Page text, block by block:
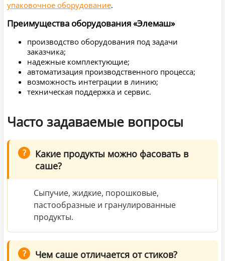
упаковочное оборудование.
Преимущества оборудования «Элемаш»
производство оборудования под задачи
заказчика;
надежные комплектующие;
автоматизация производственного процесса;
возможность интеграции в линию;
техническая поддержка и сервис.
Часто задаваемые вопросы
Какие продукты можно фасовать в
саше?
Сыпучие, жидкие, порошковые,
пастообразные и гранулированные
продукты.
Чем саше отличается от стиков?